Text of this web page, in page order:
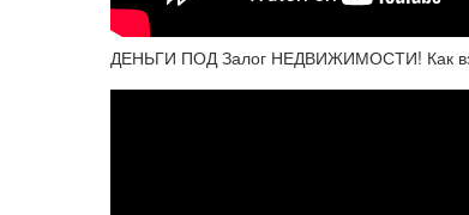
ДЕНЬГИ ПОД Залог НЕДВИЖИМОСТИ! Как